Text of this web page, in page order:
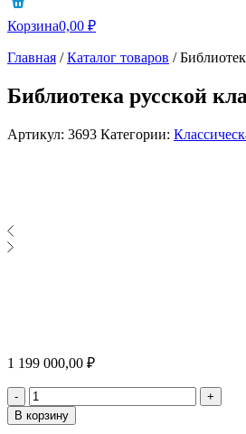
Корзина0,00 ₽
Главная /Каталог товаров /
Библиотека русской
Артикул: 3693 Категории:
1 199 000,00 ₽
- Количество
+
В корзину